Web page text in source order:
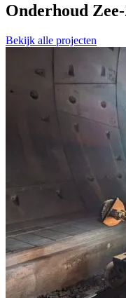
Onderhoud
Bekijk alle projecten